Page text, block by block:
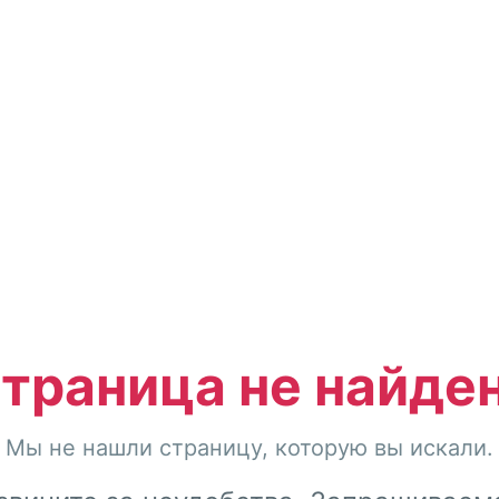
не
Мы не нашли страницу, которую вы искали.